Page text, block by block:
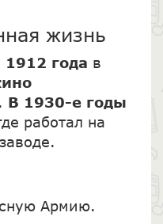
жизнь
1912 года в
В 1930-е годы
работал на
Армию.